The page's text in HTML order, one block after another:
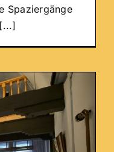
Spaziergänge